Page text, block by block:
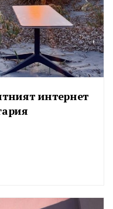
интернет